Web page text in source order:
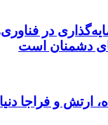
در
دشمنان است
ارتش و فراجا